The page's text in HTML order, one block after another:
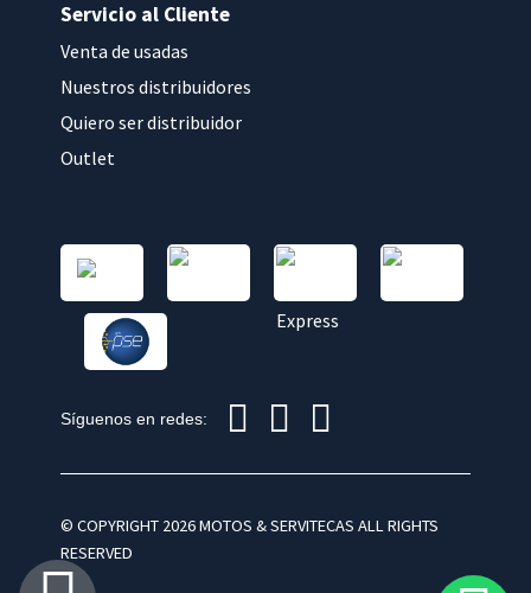
Servicio al Cliente
Venta de usadas
Nuestros distribuidores
Quiero ser distribuidor
Outlet
Síguenos en redes:
© COPYRIGHT 2026 MOTOS & SERVITECAS ALL RIGHTS
RESERVED